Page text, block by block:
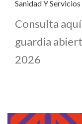
Sanidad Y
Consulta
guardia
2026